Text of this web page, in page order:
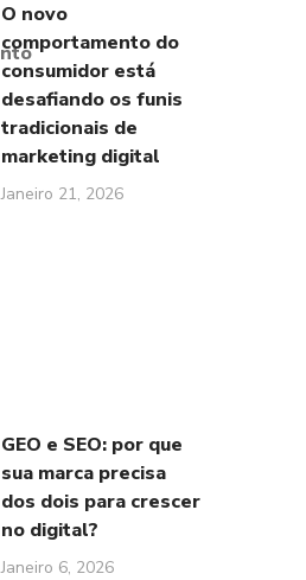
O novo
comportamento do
consumidor está
desafiando os funis
tradicionais de
marketing digital
Janeiro 21, 2026
GEO e SEO: por que
sua marca precisa
dos dois para crescer
no digital?
Janeiro 6, 2026